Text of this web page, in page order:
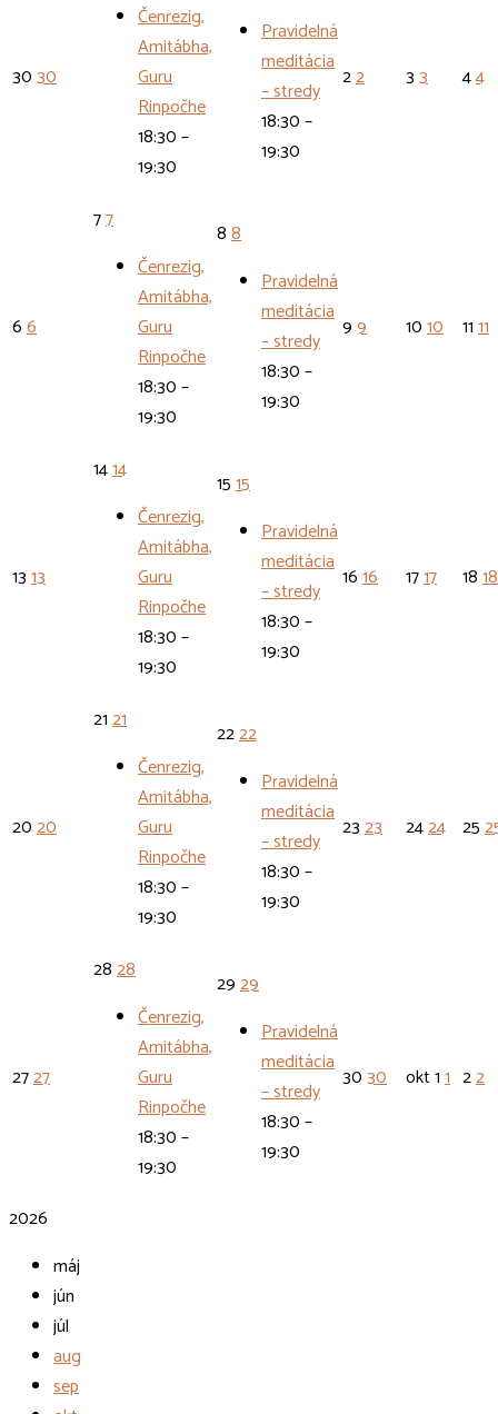
3030
Čenrezig,
Amitábha,
Guru
Rinpočhe
18:30 –
19:30
Pravidelná
meditácia
– stredy
18:30 –
19:30
22 33 44
66
77
Čenrezig,
Amitábha,
Guru
Rinpočhe
18:30 –
19:30
88
Pravidelná
meditácia
– stredy
18:30 –
19:30
99 1010 1111
1313
1414
Čenrezig,
Amitábha,
Guru
Rinpočhe
18:30 –
19:30
1515
Pravidelná
meditácia
– stredy
18:30 –
19:30
1616 1717 1818
2020
2121
Čenrezig,
Amitábha,
Guru
Rinpočhe
18:30 –
19:30
2222
Pravidelná
meditácia
– stredy
18:30 –
19:30
2323 2424 25
2727
2828
Čenrezig,
Amitábha,
Guru
Rinpočhe
18:30 –
19:30
2929
Pravidelná
meditácia
– stredy
18:30 –
19:30
3030 okt11 22
2026
máj
jún
júl
aug
sep